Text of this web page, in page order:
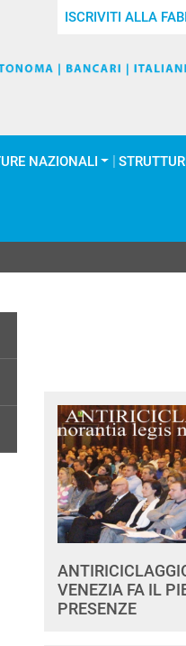
ISCRIVITI ALLA
NAZIONALI
VENEZIA FA IL
PRESENZE